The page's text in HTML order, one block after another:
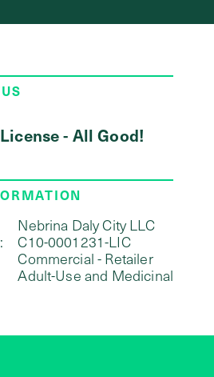
- All Good!
Nebrina Daly City LLC
C10-0001231-LIC
Commercial - Retailer
Adult-Use and Medicinal